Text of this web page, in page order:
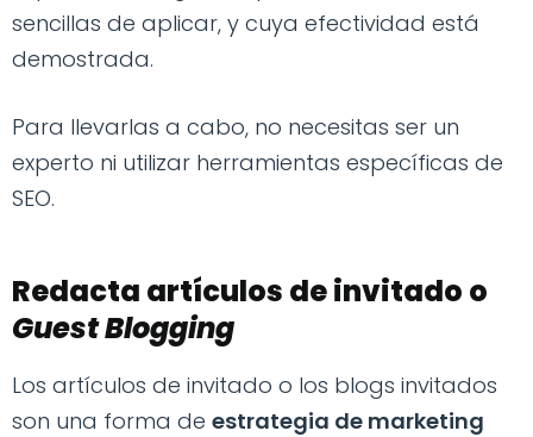
sencillas de aplicar, y cuya efectividad está
demostrada.
Para llevarlas a cabo, no necesitas ser un
experto ni utilizar herramientas específicas de
SEO.
Redacta artículos de invitado o
Guest Blogging
Los artículos de invitado o los blogs invitados
son una forma de estrategia de marketing